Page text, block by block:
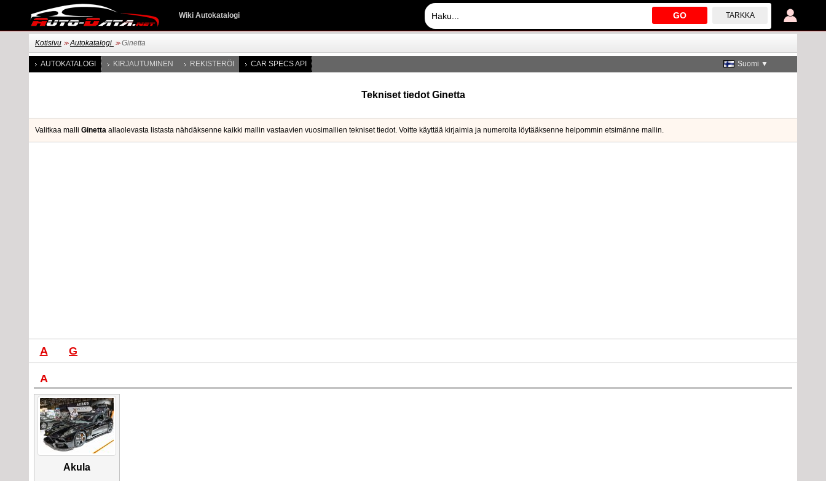
GO TARKKA
Wiki Autokatalogi
Kotisivu >> Autokatalogi >> Ginetta
AUTOKATALOGI KIRJAUTUMINEN REKISTERÖI CAR SPECS API Suomi ▼
Tekniset tiedot Ginetta
Valitkaa malli Ginetta allaolevasta listasta nähdäksenne kaikki mallin vastaavien vuosimallien tekniset tiedot. Voitte käyttää kirjaimia ja numeroita löytääksenne helpommin etsimänne mallin.
A G
A
Akula